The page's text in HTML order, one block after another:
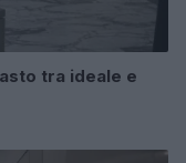
tra ideale e